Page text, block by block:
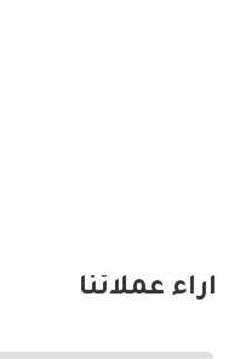
آراء عملائنا